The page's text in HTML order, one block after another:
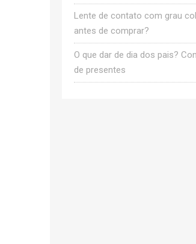
Lente de contato com grau
antes de comprar?
O que dar de dia dos pais?
de presentes